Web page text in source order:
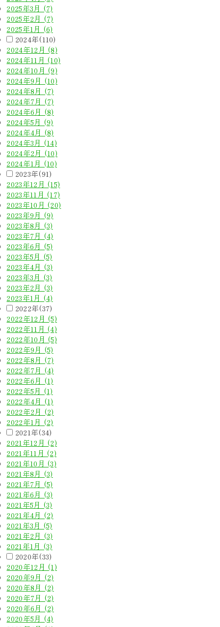
2025年3月 (7)
2025年2月 (7)
2025年1月 (6)
2024年(110)
2024年12月 (8)
2024年11月 (10)
2024年10月 (9)
2024年9月 (10)
2024年8月 (7)
2024年7月 (7)
2024年6月 (8)
2024年5月 (9)
2024年4月 (8)
2024年3月 (14)
2024年2月 (10)
2024年1月 (10)
2023年(91)
2023年12月 (15)
2023年11月 (17)
2023年10月 (20)
2023年9月 (9)
2023年8月 (3)
2023年7月 (4)
2023年6月 (5)
2023年5月 (5)
2023年4月 (3)
2023年3月 (3)
2023年2月 (3)
2023年1月 (4)
2022年(37)
2022年12月 (5)
2022年11月 (4)
2022年10月 (5)
2022年9月 (5)
2022年8月 (7)
2022年7月 (4)
2022年6月 (1)
2022年5月 (1)
2022年4月 (1)
2022年2月 (2)
2022年1月 (2)
2021年(34)
2021年12月 (2)
2021年11月 (2)
2021年10月 (3)
2021年8月 (3)
2021年7月 (5)
2021年6月 (3)
2021年5月 (3)
2021年4月 (2)
2021年3月 (5)
2021年2月 (3)
2021年1月 (3)
2020年(33)
2020年12月 (1)
2020年9月 (2)
2020年8月 (2)
2020年7月 (2)
2020年6月 (2)
2020年5月 (4)